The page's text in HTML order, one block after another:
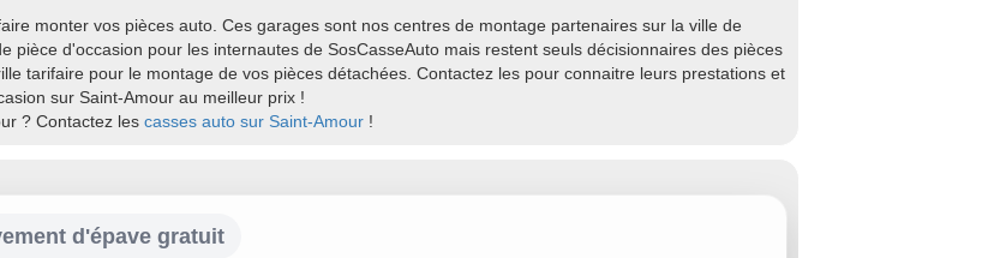
monter vos pièces auto. Ces garages sont nos centres de montage partenaires sur la ville de
pièce d'occasion pour les internautes de SosCasseAuto mais restent seuls décisionnaires des pièces
tarifaire pour le montage de vos pièces détachées. Contactez les pour connaitre leurs prestations et
sur Saint-Amour au meilleur prix !
? Contactez les casses auto sur Saint-Amour !
d'épave gratuit